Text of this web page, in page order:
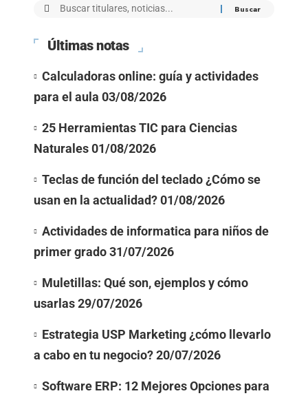
Últimas notas
Calculadoras online: guía y actividades
para el aula 03/08/2026
25 Herramientas TIC para Ciencias
Naturales01/08/2026
Teclas de función del teclado ¿Cómo se
usan en la actualidad?01/08/2026
Actividades de informatica para niños de
primer grado31/07/2026
Muletillas: Qué son, ejemplos y cómo
usarlas29/07/2026
Estrategia USP Marketing ¿cómo llevarlo
a cabo en tu negocio?20/07/2026
Software ERP: 12 Mejores Opciones para